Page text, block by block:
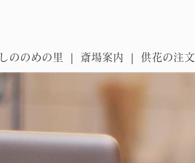
しののめの里 斎場案内 供花の注文